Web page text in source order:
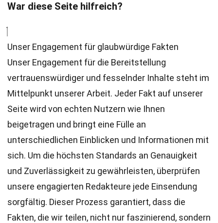
War diese Seite hilfreich?
Unser Engagement für glaubwürdige Fakten
Unser Engagement für die Bereitstellung
vertrauenswürdiger und fesselnder Inhalte steht im
Mittelpunkt unserer Arbeit. Jeder Fakt auf unserer
Seite wird von echten Nutzern wie Ihnen
beigetragen und bringt eine Fülle an
unterschiedlichen Einblicken und Informationen mit
sich. Um die höchsten Standards an Genauigkeit
und Zuverlässigkeit zu gewährleisten, überprüfen
unsere engagierten Redakteure jede Einsendung
sorgfältig. Dieser Prozess garantiert, dass die
Fakten, die wir teilen, nicht nur faszinierend, sondern